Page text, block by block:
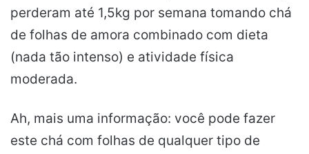
perderam até 1,5kg por semana tomando chá
de folhas de amora combinado com dieta
(nada tão intenso) e atividade física
moderada.
Ah, mais uma informação: você pode fazer
este chá com folhas de qualquer tipo de